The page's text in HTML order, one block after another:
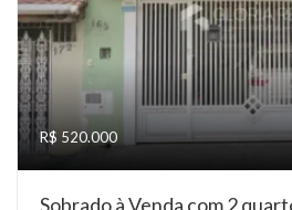
R$ 520.000
Sobrado à Venda com 2